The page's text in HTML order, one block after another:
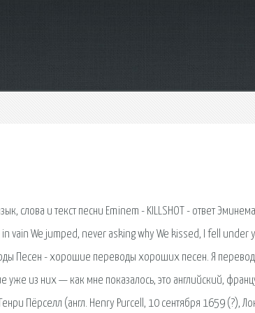
слова и текст песни Eminem - KILLSHOT - ответ
vain We jumped, never asking why We kissed, I fell under
Песен - хорошие переводы хороших песен. Я
уже из них — как мне показалось, это английский,
Пёрселл (англ. Henry Purcell, 10 сентября 1659 (?),